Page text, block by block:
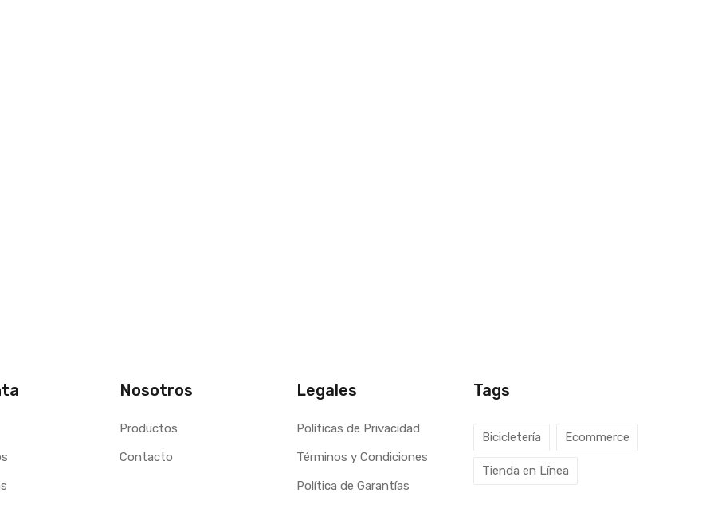
Nosotros
Productos
Contacto
Legales
Políticas de Privacidad
Términos y Condiciones
Política de Garantías
Tags
Bicicletería Ecommerce
Tienda en Línea